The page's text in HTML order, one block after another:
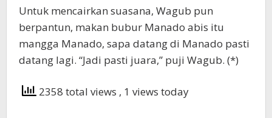
Untuk mencairkan suasana, Wagub pun
berpantun, makan bubur Manado abis itu
mangga Manado, sapa datang di Manado pasti
datang lagi. “Jadi pasti juara,” puji Wagub. (*)
2358 total views , 1 views today